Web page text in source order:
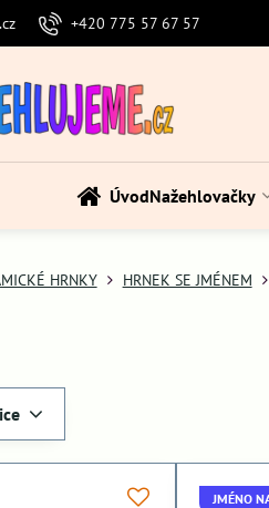
+420 775 57 67 57
ÚvodNažehlovačky
HRNKY HRNEK SE JMÉNEM
JMÉNO